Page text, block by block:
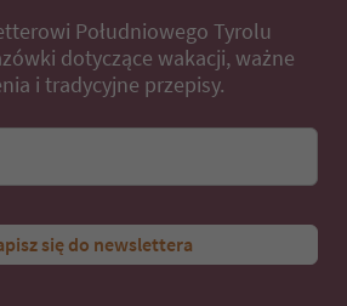
Południowego Tyrolu
dotyczące wakacji, ważne
i tradycyjne przepisy.
się do newslettera